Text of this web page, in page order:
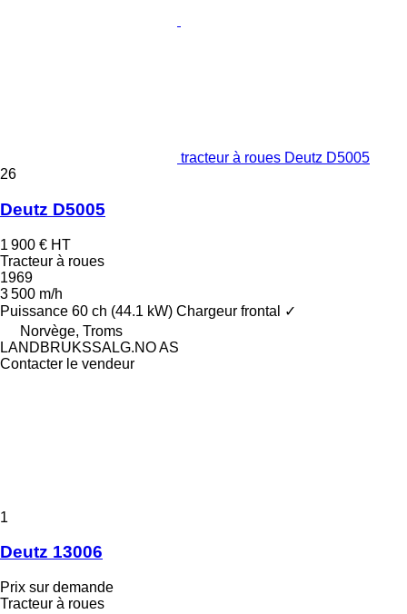
tracteur à roues Deutz D5005
26
Deutz D5005
1 900 € HT
Tracteur à roues
1969
3 500 m/h
Puissance 60 ch (44.1 kW) Chargeur frontal
✓
Norvège, Troms
LANDBRUKSSALG.NO AS
Contacter le vendeur
1
Deutz 13006
Prix sur demande
Tracteur à roues